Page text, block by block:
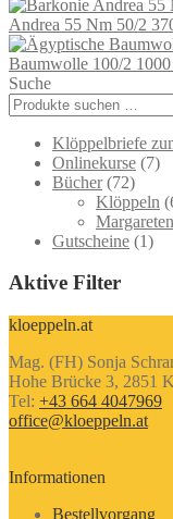
Andrea 55 Nm 50/2
Baumwolle 100/2 1000
Suche
Klöppelbriefe
Onlinekurse 77
Bücher 7272
Klöppeln
Gutscheine 11
Aktive Filter
kloeppeln.at
Mag. (FH) Sonja
Hohe Brücke 3, 2851
Tel: +43 664 4047969
office@kloeppeln.at
Informationen
Bestellvorgang